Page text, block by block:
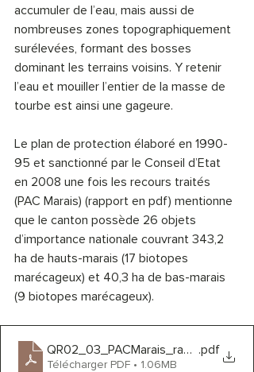
accumuler de l’eau, mais aussi de
nombreuses zones topographiquement
surélevées, formant des bosses
dominant les terrains voisins. Y retenir
l’eau et mouiller l’entier de la masse de
tourbe est ainsi une gageure.
Le plan de protection élaboré en 1990-
95 et sanctionné par le Conseil d’Etat
en 2008 une fois les recours traités
(PAC Marais) (rapport en pdf) mentionne
que le canton possède 26 objets
d’importance nationale couvrant 343,2
ha de hauts-marais (17 biotopes
marécageux) et 40,3 ha de bas-marais
(9 biotopes marécageux).
QR02_03_PACMarais_rapjustif_NE
.pdf
Télécharger PDF • 1.06MB